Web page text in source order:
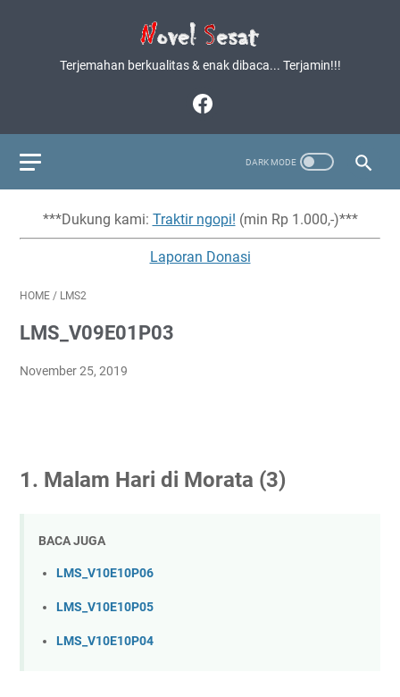
Terjemahan berkualitas & enak dibaca... Terjamin!!!
***Dukung kami: Traktir ngopi! (min Rp 1.000,-)***
Laporan Donasi
HOME / LMS2
LMS_V09E01P03
November 25, 2019
1. Malam Hari di Morata (3)
BACA JUGA
LMS_V10E10P06
LMS_V10E10P05
LMS_V10E10P04